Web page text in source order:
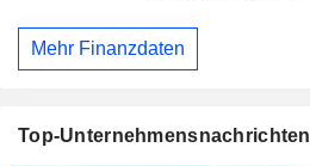
Mehr Finanzdaten
Top-Unternehmensnachrichten